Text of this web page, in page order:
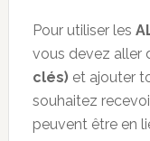
Pour utiliser les
vous devez aller
clés) et ajouter
souhaitez
peuvent être en